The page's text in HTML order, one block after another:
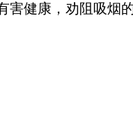
害健康，劝阻吸烟